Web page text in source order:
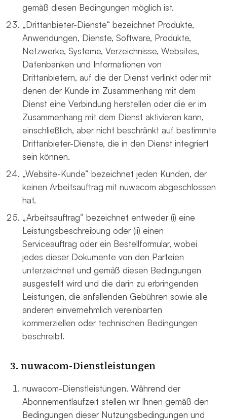
gemäß diesen Bedingungen möglich ist.
„Drittanbieter-Dienste“ bezeichnet Produkte,
Anwendungen, Dienste, Software, Produkte,
Netzwerke, Systeme, Verzeichnisse, Websites,
Datenbanken und Informationen von
Drittanbietern, auf die der Dienst verlinkt oder mit
denen der Kunde im Zusammenhang mit dem
Dienst eine Verbindung herstellen oder die er im
Zusammenhang mit dem Dienst aktivieren kann,
einschließlich, aber nicht beschränkt auf bestimmte
Drittanbieter-Dienste, die in den Dienst integriert
sein können.
„Website-Kunde“ bezeichnet jeden Kunden, der
keinen Arbeitsauftrag mit nuwacom abgeschlossen
hat.
„Arbeitsauftrag“ bezeichnet entweder (i) eine
Leistungsbeschreibung oder (ii) einen
Serviceauftrag oder ein Bestellformular, wobei
jedes dieser Dokumente von den Parteien
unterzeichnet und gemäß diesen Bedingungen
ausgestellt wird und die darin zu erbringenden
Leistungen, die anfallenden Gebühren sowie alle
anderen einvernehmlich vereinbarten
kommerziellen oder technischen Bedingungen
beschreibt.
3. nuwacom-Dienstleistungen
nuwacom-Dienstleistungen. Während der
Abonnementlaufzeit stellen wir Ihnen gemäß den
Bedingungen dieser Nutzungsbedingungen und